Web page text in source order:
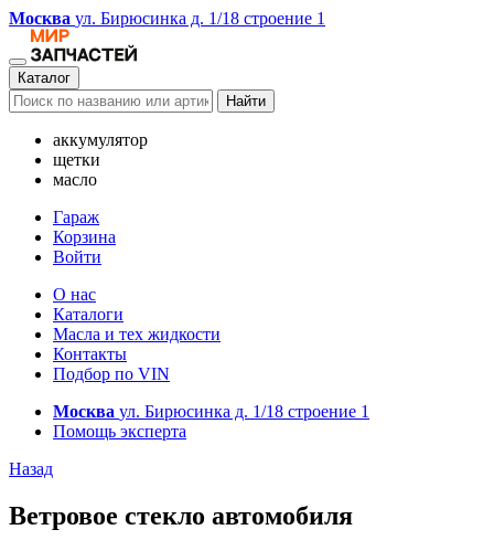
Москва ул. Бирюсинка д. 1/18 строение 1
Каталог
Найти
аккумулятор
щетки
масло
Гараж
Корзина
Войти
О нас
Каталоги
Масла и тех жидкости
Контакты
Подбор по VIN
Москва ул. Бирюсинка д. 1/18 строение 1
Помощь эксперта
Назад
Ветровое стекло автомобиля